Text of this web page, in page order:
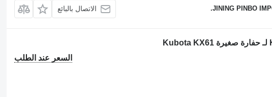
JINING PINBO الاتصال بالبائع
السعر عند الطلب